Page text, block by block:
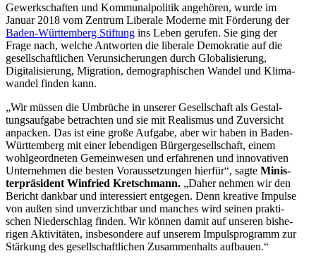
Gewerk­schaften und Kommu­nal­po­litik angehören, wurde im
Januar 2018 vom Zentrum Liberale Moderne mit Förderung der
Baden-Württemberg Stiftung ins Leben gerufen. Sie ging der
Frage nach, welche Antworten die liberale Demokratie auf die
gesell­schaft­lichen Verun­si­che­rungen durch Globa­li­sierung,
Digita­li­sierung, Migration, demogra­phi­schen Wandel und Klima­
wandel finden kann.
„Wir müssen die Umbrüche in unserer Gesell­schaft als Gestal­
tungs­aufgabe betrachten und sie mit Realismus und Zuver­sicht
anpacken. Das ist eine große Aufgabe, aber wir haben in Baden-
Württemberg mit einer leben­digen Bürger­ge­sell­schaft, einem
wohlge­ord­neten Gemein­wesen und erfah­renen und innova­tiven
Unter­nehmen die besten Voraus­set­zungen hierfür“, sagte Minis­
ter­prä­sident Winfried Kretschmann. „Daher nehmen wir den
Bericht dankbar und inter­es­siert entgegen. Denn kreative Impulse
von außen sind unver­zichtbar und manches wird seinen prakti­
schen Nieder­schlag finden. Wir können damit auf unseren bishe­
rigen Aktivi­täten, insbe­sondere auf unserem Impuls­pro­gramm zur
Stärkung des gesell­schaft­lichen Zusam­men­halts aufbauen.“